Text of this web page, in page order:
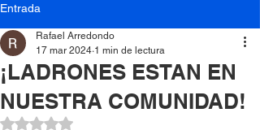
Entrada
¡LADRONES ESTAN EN
NUESTRA COMUNIDAD!
Rafael Arredondo
17 mar 2024 1 min de lectura
Obtuvo NaN de 5 estrellas.